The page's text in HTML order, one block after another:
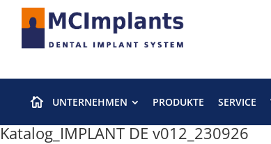
 UNTERNEHMEN PRODUKTE SERVICE
Katalog_IMPLANT DE v012_230926